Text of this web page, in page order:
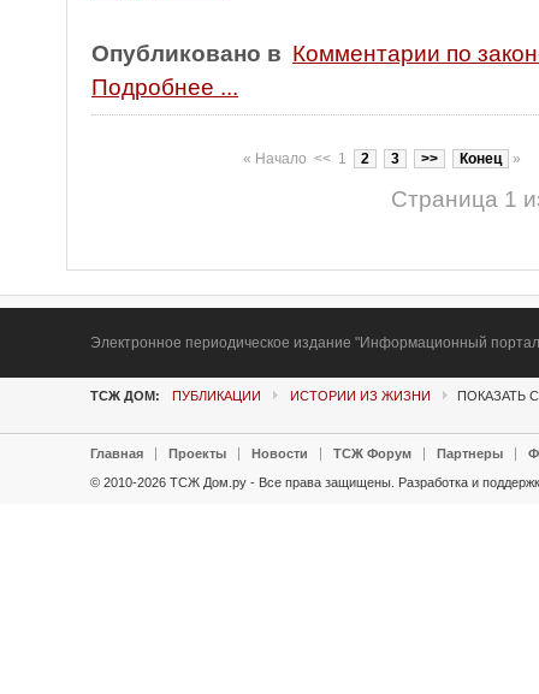
Опубликовано в Комментарии по
Подробнее ...
« Начало << 1 2 3 >> Конец »
Страница 1
Электронное периодическое издание "Информационный
ТСЖ ДОМ: ПУБЛИКАЦИИ ИСТОРИИ ИЗ ЖИЗНИ ПОКАЗАТЬ
Главная Проекты Новости ТСЖ Форум Партнеры
© 2010-2026 ТСЖ Дом.ру - Все права защищены. Разработка и